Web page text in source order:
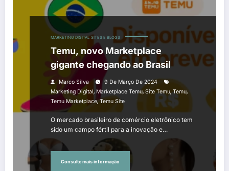
MARKETING DIGITAL SITES E BLOGS
Temu, novo Marketplace
gigante chegando ao Brasil
Marco Silva
9 De Março De 2024
Marketing Digital, Marketplace Temu, Site Temu,Temu,
Temu Marketplace,Temu Site
O mercado brasileiro de comércio eletrônico tem
sido um campo fértil para a inovação e…
Consulte mais informação